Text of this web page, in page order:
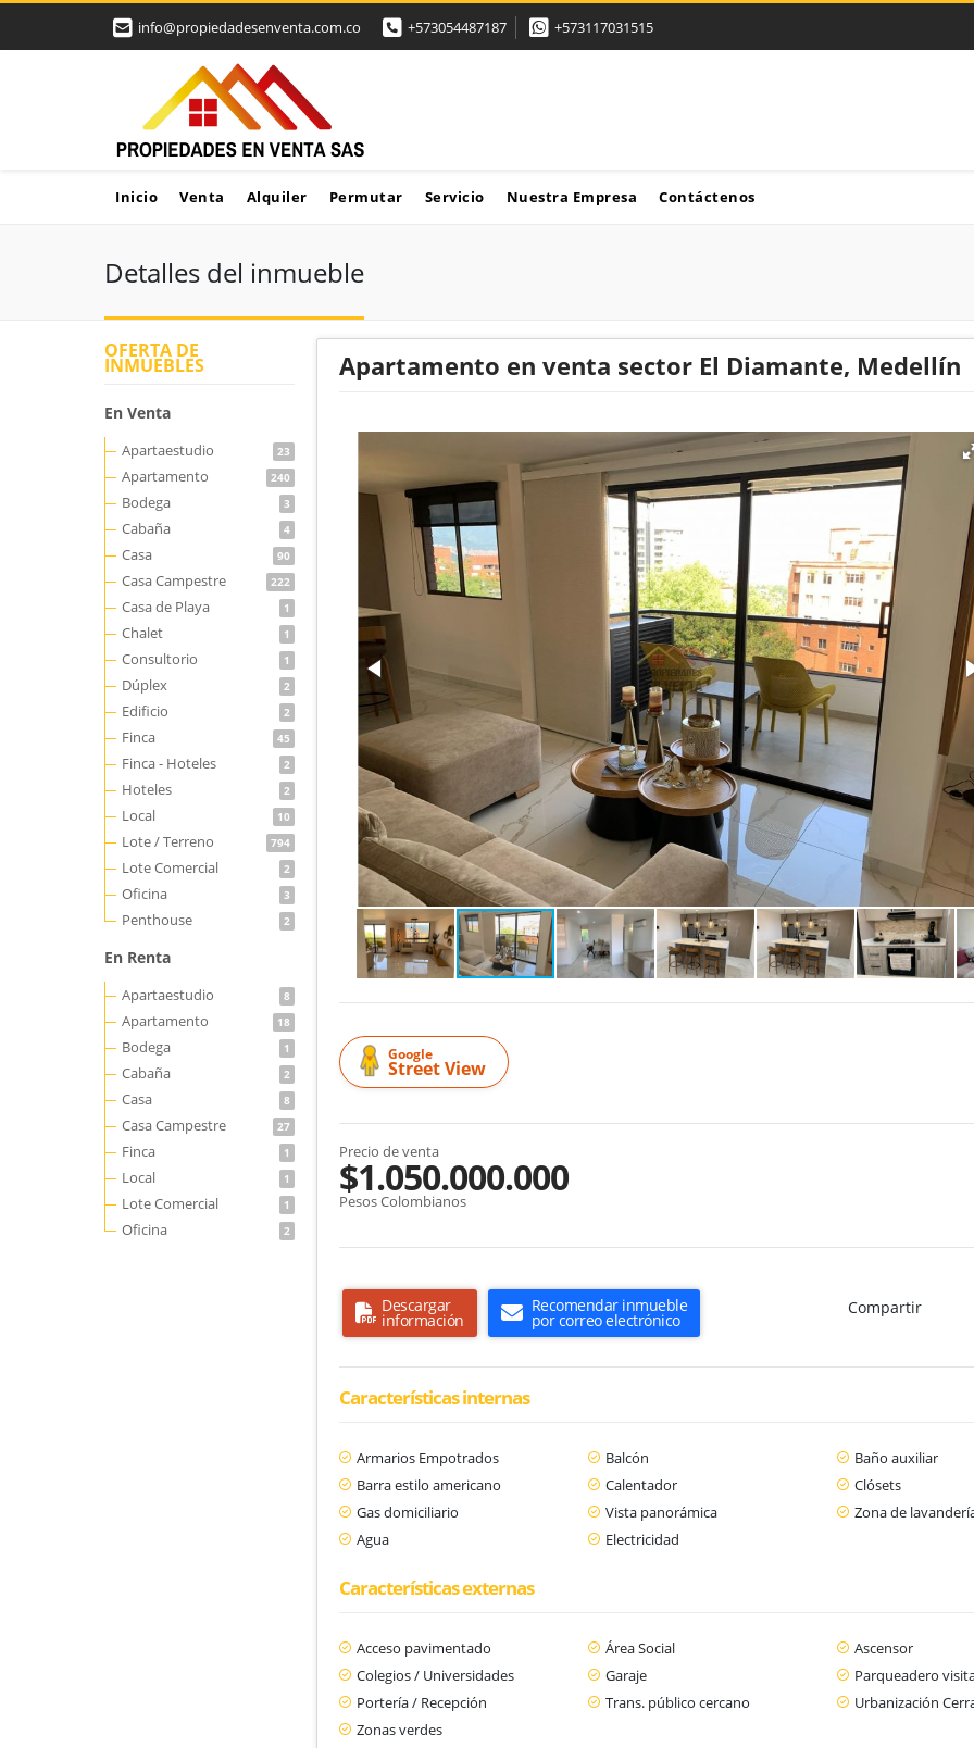
info@propiedadesenventa.com.co +573054487187 +573117031515
Inicio Venta Alquiler Permutar Servicio Nuestra Empresa Contáctenos
Detalles del inmueble
OFERTA DE
INMUEBLES
En Venta
Apartaestudio 23
Apartamento 240
Bodega 3
Cabaña 4
Casa 90
Casa Campestre 222
Casa de Playa 1
Chalet 1
Consultorio 1
Dúplex 2
Edificio 2
Finca 45
Finca - Hoteles 2
Hoteles 2
Local 10
Lote / Terreno 794
Lote Comercial 2
Oficina 3
Penthouse 2
En Renta
Apartaestudio 8
Apartamento 18
Bodega 1
Cabaña 2
Casa 8
Casa Campestre 27
Finca 1
Local 1
Lote Comercial 1
Oficina 2
Apartamento en venta sector El Diamante, Medellín
Google
Street View
Precio de venta
$1.050.000.000
Pesos Colombianos
Descargar
información
Recomendar inmueble
por correo electrónico
Compartir
Características internas
Armarios Empotrados Balcón Baño auxiliar
Barra estilo americano
Calentador Clósets
Gas domiciliario
Vista panorámica Zona de
Agua
Electricidad
Características externas
Acceso pavimentado Área Social Ascensor
Colegios / Universidades
Garaje Parqueadero
Portería / Recepción
Trans. público cercano Urbanización
Zonas verdes